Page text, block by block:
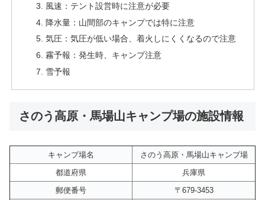
風速：テント設営時に注意が必要
降水量：山間部のキャンプでは特に注意
気圧：気圧が低い場合、着火しにくくなるので注意
霧予報：発生時、キャンプ注意
雪予報
さのう高原・馬場山キャンプ場の施設情報
キャンプ場名
さのう高原・馬場山キャンプ場
都道府県
兵庫県
郵便番号
〒679-3453